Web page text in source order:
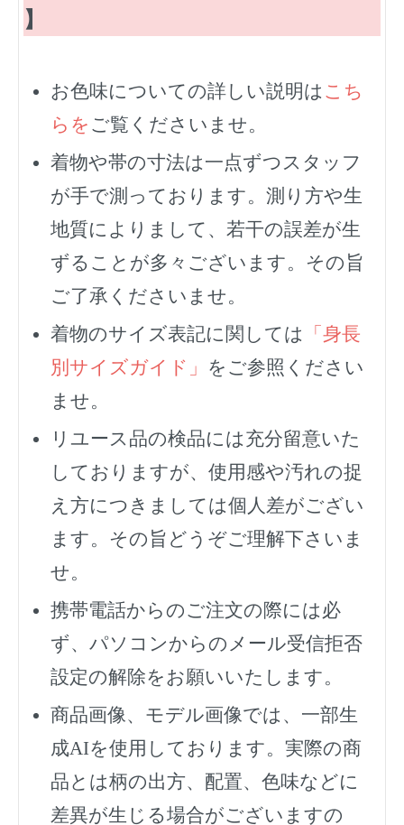
】
お色味についての詳しい説明は こち
らを ご覧くださいませ。
着物や帯の寸法は一点ずつスタッフ
が手で測っております。測り方や生
地質によりまして、若干の誤差が生
ずることが多々ございます。その旨
ご了承くださいませ。
着物のサイズ表記に関しては
「身長
別サイズガイド」 をご参照ください
ませ。
リユース品の検品には充分留意いた
しておりますが、使用感や汚れの捉
え方につきましては個人差がござい
ます。その旨どうぞご理解下さいま
せ。
携帯電話からのご注文の際には必
ず、 パソコンからのメール受信拒否
設定の解除をお願いいたします。
商品画像、モデル画像では、一部生
成AIを使用しております。実際の商
品とは柄の出方、配置、色味などに
差異が生じる場合がございますの